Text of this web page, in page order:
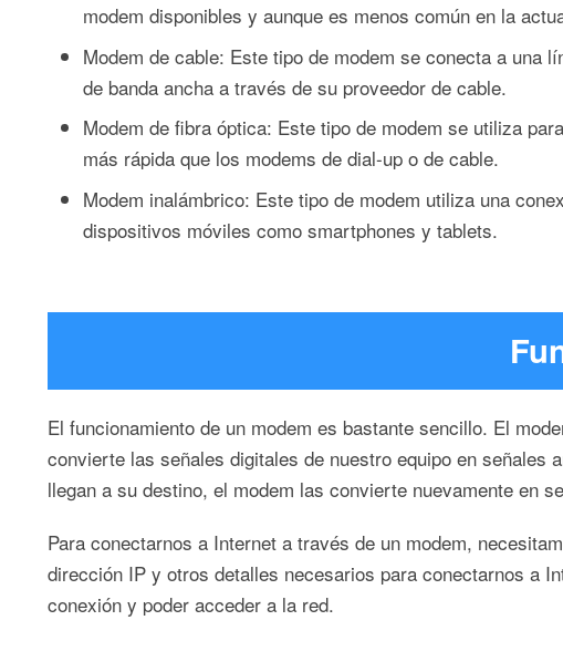
modem disponibles y aunque es menos común en la
Modem de cable: Este tipo de modem se conecta a una
de banda ancha a través de su proveedor de cable.
Modem de fibra óptica: Este tipo de modem se utiliza
más rápida que los modems de dial-up o de cable.
Modem inalámbrico: Este tipo de modem utiliza una
dispositivos móviles como smartphones y tablets.
El funcionamiento de un modem es bastante sencillo. El
convierte las señales digitales de nuestro equipo en señales
llegan a su destino, el modem las convierte nuevamente en
Para conectarnos a Internet a través de un modem,
dirección IP y otros detalles necesarios para conectarnos a
conexión y poder acceder a la red.